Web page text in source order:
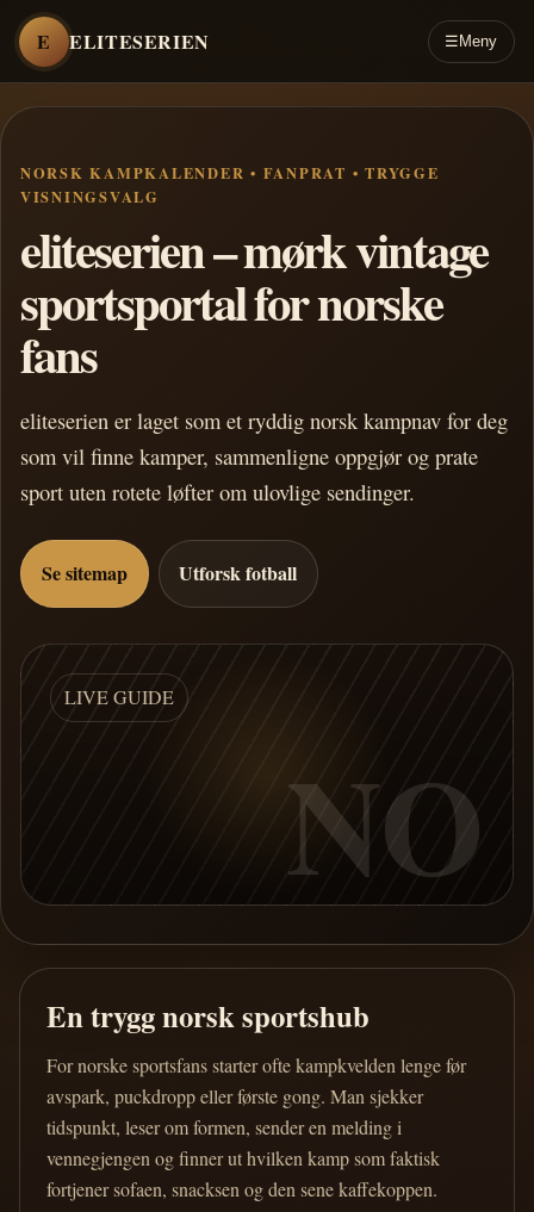
E ELITESERIEN ☰ Meny
NORSK KAMPKALENDER • FANPRAT • TRYGGE
VISNINGSVALG
eliteserien – mørk vintage
sportsportal for norske
fans
eliteserien er laget som et ryddig norsk kampnav for deg
som vil finne kamper, sammenligne oppgjør og prate
sport uten rotete løfter om ulovlige sendinger.
Se sitemap Utforsk fotball
LIVE GUIDE
NO
En trygg norsk sportshub
For norske sportsfans starter ofte kampkvelden lenge før
avspark, puckdropp eller første gong. Man sjekker
tidspunkt, leser om formen, sender en melding i
vennegjengen og finner ut hvilken kamp som faktisk
fortjener sofaen, snacksen og den sene kaffekoppen.